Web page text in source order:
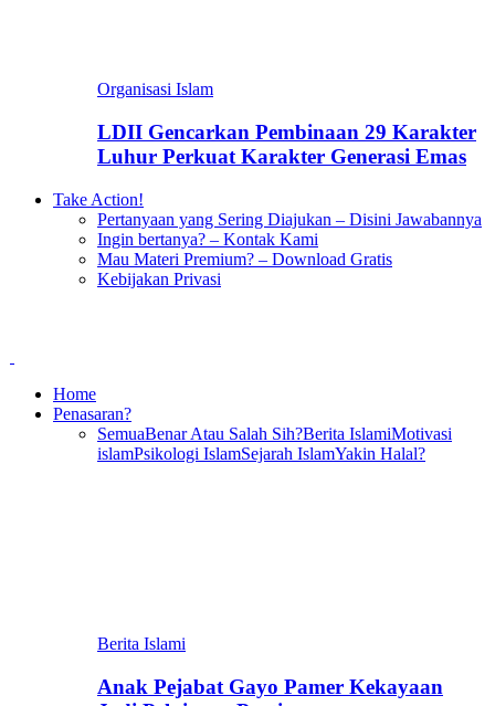
Organisasi Islam
LDII Gencarkan Pembinaan 29 Karakter
Luhur Perkuat Karakter Generasi Emas
Take Action!
Pertanyaan yang Sering Diajukan – Disini Jawabannya
Ingin bertanya? – Kontak Kami
Mau Materi Premium? – Download Gratis
Kebijakan Privasi
Home
Penasaran?
SemuaBenar Atau Salah Sih?Berita IslamiMotivasi
islamPsikologi IslamSejarah IslamYakin Halal?
Berita Islami
Anak Pejabat Gayo Pamer Kekayaan